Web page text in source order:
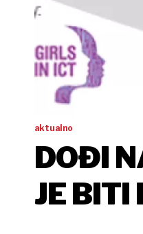
aktualno
DOĐI
JE BITI